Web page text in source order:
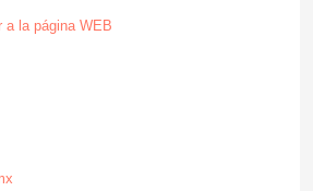
a la página WEB